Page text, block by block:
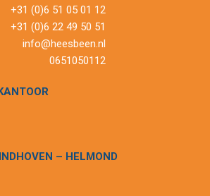
+31 (0)6 51 05 01 12
+31 (0)6 22 49 50 51
info@heesbeen.nl
0651050112
– HELMOND